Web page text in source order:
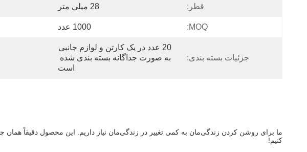
قطر: 28 میلی متر
MOQ: 1000 عدد
جزئیات بسته بندی:
است
ما برای روشن کردن زندگی‌مان به کمی تغییر در زندگی‌مان نیاز داریم. این محصول دقیقاً
کنیم!